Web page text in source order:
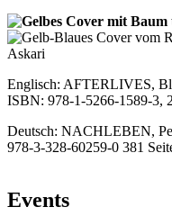
Englisch: AFTERLIVES,
ISBN: 978-1-5266-1589-3,
Deutsch: NACHLEBEN,
978-3-328-60259-0 381
Events